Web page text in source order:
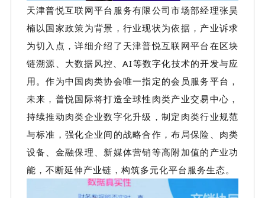
天津普悦互联网平台服务有限公司市场部经理张昊
楠以国家政策为背景，行业现状为依据，产业诉求
为切入点，详细介绍了天津普悦互联网平台在区块
链溯源、大数据风控、AI等数字化技术的开发与应
用。作为中国肉类协会唯一指定的会员服务平台，
未来，普悦国际将打造全球性肉类产业交易中心，
持续推动肉类企业数字化升级，制定肉类行业规范
与标准，强化企业间的战略合作，布局保险、肉类
设备、金融保理、新媒体营销等高附加值的产业功
能，不断延伸产业链，构筑多元化平台服务生态。